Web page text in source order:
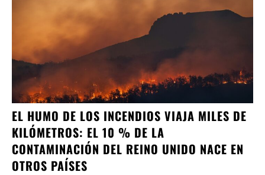
EL HUMO DE LOS INCENDIOS VIAJA MILES DE
KILÓMETROS: EL 10 % DE LA
CONTAMINACIÓN DEL REINO UNIDO NACE EN
OTROS PAÍSES